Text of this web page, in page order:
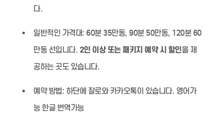
다.
일반적인 가격대: 60분 35만동, 90분 50만동, 120분 60
만동 선입니다. 2인 이상 또는 패키지 예약 시 할인을 제
공하는 곳도 있습니다.
예약 방법: 하단에 잘로와 카카오톡이 있습니다. 영어가
능 한글 번역가능